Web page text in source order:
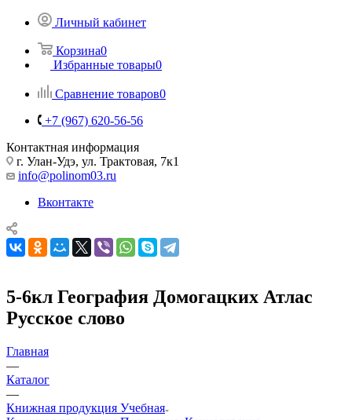
Личный кабинет
Корзина0
Избранные товары0
Сравнение товаров0
+7 (967) 620-56-56
Контактная информация
г. Улан-Удэ, ул. Трактовая, 7к1
info@polinom03.ru
Вконтакте
5-6кл География Домогацких Атлас
Русское слово
Главная
—
Каталог
—
Книжная продукция Учебная